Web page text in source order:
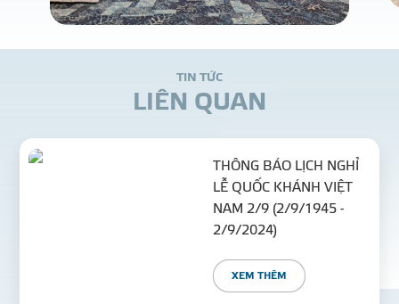
TIN TỨC
LIÊN QUAN
THÔNG BÁO LỊCH NGHỈ
LỄ QUỐC KHÁNH VIỆT
NAM 2/9 (2/9/1945 -
2/9/2024)
XEM THÊM